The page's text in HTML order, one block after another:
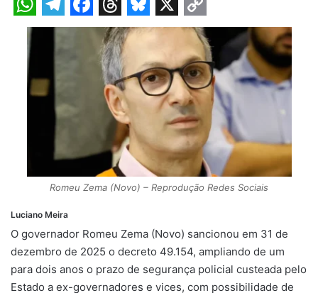
W
p
T
l
e
g
a
m
F
a
b
o
k
T
h
r
e
a
d
s
B
u
e
s
k
y
X C
o
p
y
L
i
n
k
Romeu Zema (Novo) – Reprodução Redes Sociais
Luciano Meira
O governador Romeu Zema (Novo) sancionou em 31 de
dezembro de 2025 o decreto 49.154, ampliando de um
para dois anos o prazo de segurança policial custeada pelo
Estado a ex-governadores e vices, com possibilidade de